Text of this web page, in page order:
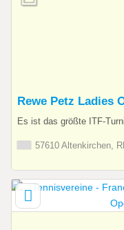
Rewe Petz Ladies
Es ist das größte ITF-
57610 Altenkirchen,